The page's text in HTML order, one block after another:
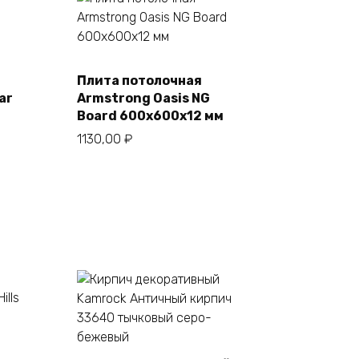
В корзину
Плита потолочная
Armstrong Oasis NG
Board 600х600х12 мм
1130,00 ₽